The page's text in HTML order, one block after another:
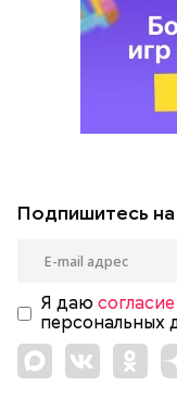
Подпишитесь
Я даю согласие
персональных